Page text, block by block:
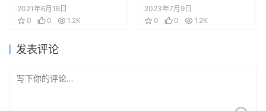
热舞设定插画原画设
定集
2021年6月16日
0
0 1.2K
FANTASY Versus
Official Artworks
2023年7月9日
0
0 1.2K
发表评论